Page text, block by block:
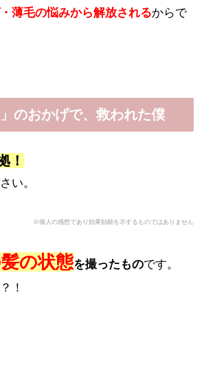
薄毛の悩みから解放されるからで
」のおかげで、救われた僕
！
い。
※個人の感想であり効果効能を示するものではありません
の状態を撮ったものです。
！